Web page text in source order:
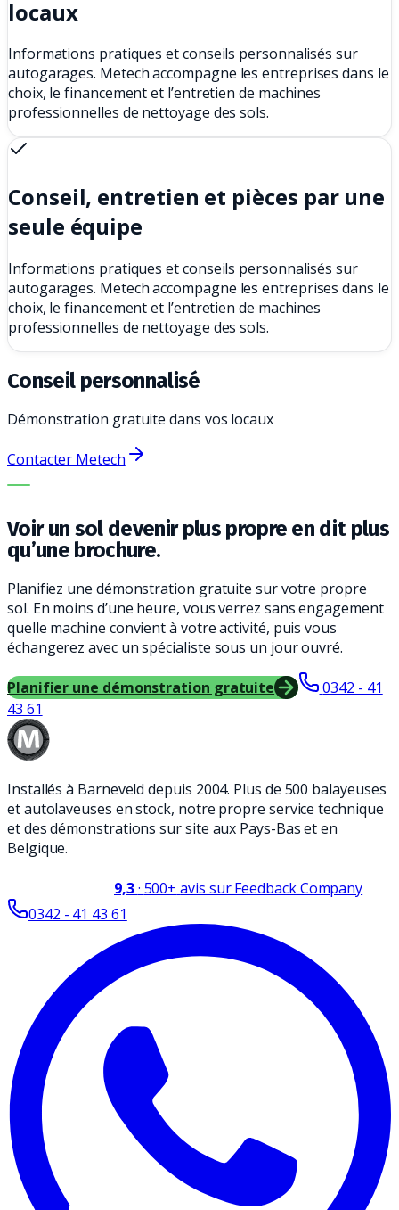
locaux
Informations pratiques et conseils personnalisés sur
autogarages. Metech accompagne les entreprises dans le
choix, le financement et l’entretien de machines
professionnelles de nettoyage des sols.
Conseil, entretien et pièces par une
seule équipe
Informations pratiques et conseils personnalisés sur
autogarages. Metech accompagne les entreprises dans le
choix, le financement et l’entretien de machines
professionnelles de nettoyage des sols.
Conseil personnalisé
Démonstration gratuite dans vos locaux
Contacter Metech
LA BONNE MACHINE. LE MEILLEUR SERVICE.
Voir un sol devenir plus propre en dit plus
qu’une brochure.
Planifiez une démonstration gratuite sur votre propre
sol. En moins d’une heure, vous verrez sans engagement
quelle machine convient à votre activité, puis vous
échangerez avec un spécialiste sous un jour ouvré.
Planifier une démonstration gratuite
0342 - 41
43 61
Installés à Barneveld depuis 2004. Plus de 500 balayeuses
et autolaveuses en stock, notre propre service technique
et des démonstrations sur site aux Pays-Bas et en
Belgique.
9,3· 500+ avis sur Feedback Company
0342 - 41 43 61